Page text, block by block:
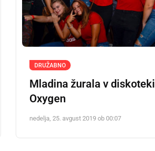
DRUŽABNO
Mladina žurala v diskoteki
Oxygen
nedelja, 25. avgust 2019 ob 00:07